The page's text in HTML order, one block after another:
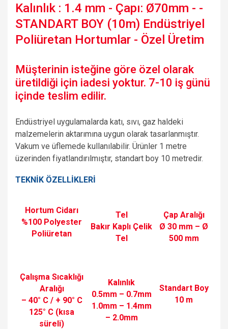
Kalınlık : 1.4 mm - Çapı: Ø70mm - -
STANDART BOY (10m) Endüstriyel
Poliüretan Hortumlar - Özel Üretim
Müşterinin isteğine göre özel olarak
üretildiği için iadesi yoktur. 7-10 iş günü
içinde teslim edilir.
Endüstriyel uygulamalarda katı, sıvı, gaz haldeki
malzemelerin aktarımına uygun olarak tasarlanmıştır.
Vakum ve üflemede kullanılabilir. Ürünler 1 metre
üzerinden fiyatlandırılmıştır, standart boy 10 metredir.
TEKNİK ÖZELLİKLERİ
Hortum Cidarı
%100 Polyester
Poliüretan
Tel
Bakır Kaplı Çelik
Tel
Çap Aralığı
Ø 30 mm – Ø
500 mm
Çalışma Sıcaklığı
Aralığı
– 40° C / + 90° C
125° C (kısa
süreli)
Kalınlık
0.5mm – 0.7mm
1.0mm – 1.4mm
– 2.0mm
Standart Boy
10 m